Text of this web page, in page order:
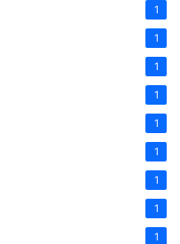
1
1
1
1
1
1
1
1
1